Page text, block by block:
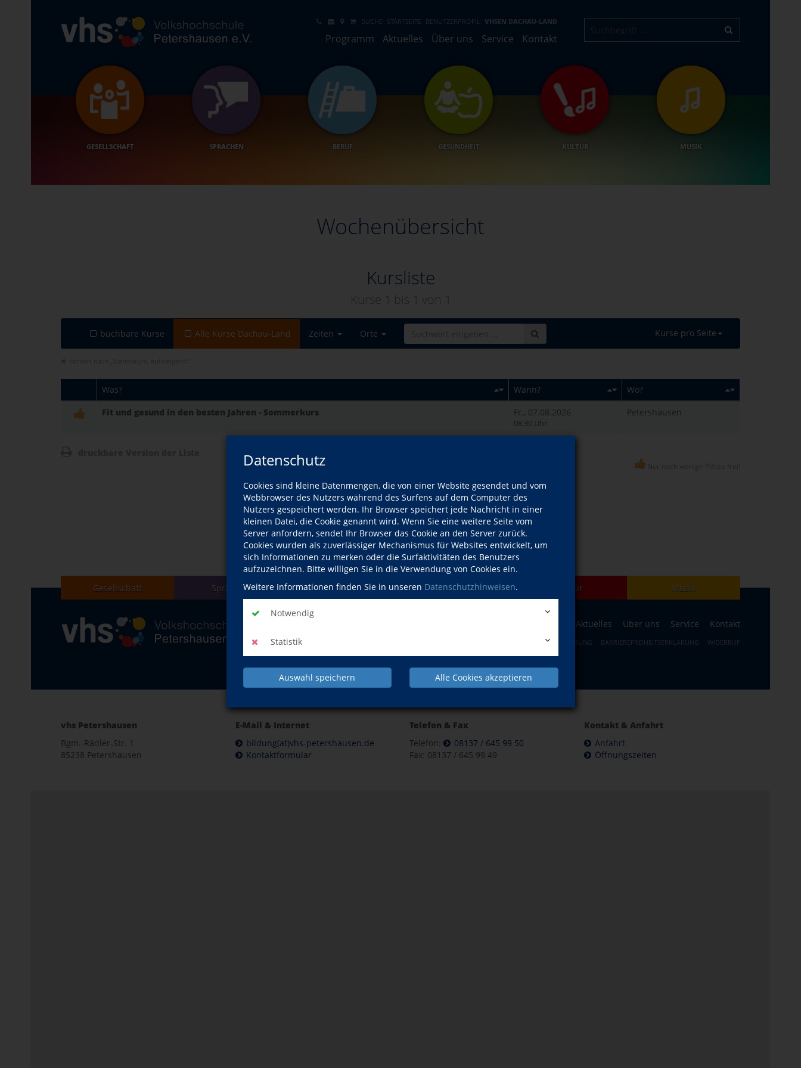
Datenschutz
Cookies sind kleine Datenmengen, die von einer Website gesendet und vom
Webbrowser des Nutzers während des Surfens auf dem Computer des
Nutzers gespeichert werden. Ihr Browser speichert jede Nachricht in einer
kleinen Datei, die Cookie genannt wird. Wenn Sie eine weitere Seite vom
Server anfordern, sendet Ihr Browser das Cookie an den Server zurück.
Cookies wurden als zuverlässiger Mechanismus für Websites entwickelt, um
sich Informationen zu merken oder die Surfaktivitäten des Benutzers
aufzuzeichnen. Bitte willigen Sie in die Verwendung von Cookies ein.
Weitere Informationen finden Sie in unseren Datenschutzhinweisen.
Notwendig
Statistik
Auswahl speichern Alle Cookies akzeptieren
SUCHE STARTSEITE BENUTZERPROFIL VHSEN DACHAU-LAND
Programm Aktuelles Über uns Service Kontakt
GESELLSCHAFT SPRACHEN BERUF GESUNDHEIT KULTUR MUSIK
Wochenübersicht
Kursliste
Kurse 1 bis 1 von 1
buchbare Kurse Alle Kurse Dachau-Land Zeiten Orte Kurse pro Seite
Was? Wann?
Wo?
Fit und gesund in den besten Jahren - Sommerkurs
Fr., 07.08.2026
08:30 Uhr
Petershausen
NACH OBEN
Gesellschaft Sprachen Beruf Gesundheit Kultur Musik
Aktuelles Über uns Service Kontakt
WIDERRUFSBELEHRUNG BARRIEREFREIHEITSERKLÄRUNG WIDERRUF
vhs Petershausen
Bgm.-Rädler-Str. 1
85238 Petershausen
E-Mail & Internet
bildung(at)vhs-petershausen.de
Kontaktformular
Telefon & Fax
Telefon:
08137 / 645 99 50
Fax: 08137 / 645 99 49
Kontakt & Anfahrt
Anfahrt
Öffnungszeiten